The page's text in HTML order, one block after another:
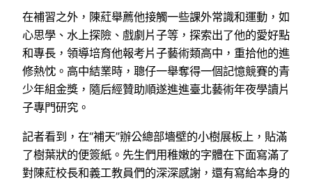
在補習之外，陳葒舉薦他接觸一些課外常識和運動，如
心思學、水上探險、戲劇片子等，探索出了他的愛好點
和專長，領導培育他報考片子藝術類高中，重拾他的進
修熱忱。高中結業時，聰仔一舉奪得一個記憶競賽的青
少年組金獎，隨后經贊助順遂進進臺北藝術年夜學讀片
子專門研究。
記者看到，在“補天”辦公總部墻壁的小樹展板上，貼滿
了樹葉狀的便簽紙。先生們用稚嫩的字體在下面寫滿了
對陳葒校長和義工教員們的深深感謝，還有寫給本身的